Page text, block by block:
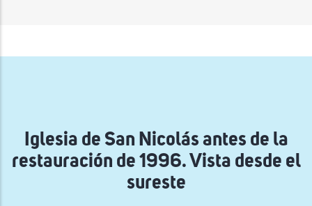
a
Iglesia de San Nicolás antes de la
restauración de 1996. Vista desde el
sureste